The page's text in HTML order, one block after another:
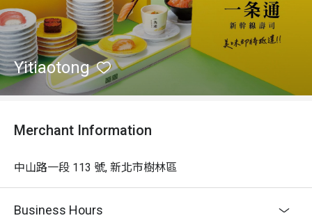
Yitiaotong
Merchant Information
中山路一段 113 號, 新北市樹林區
Business Hours